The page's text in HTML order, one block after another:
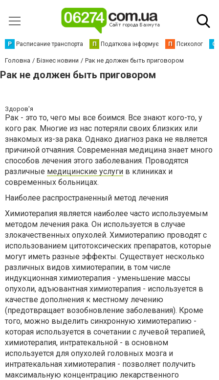
Р Расписание транспорта П Податкова інформує П Психолог С
Головна Бізнес новини Рак не должен быть приговором
Рак не должен быть приговором
Здоров'я
Рак - это то, чего мы все боимся. Все знают кого-то, у
кого рак. Многие из нас потеряли своих близких или
знакомых из-за рака. Однако диагноз рака не является
причиной отчаяния. Современная медицина знает много
способов лечения этого заболевания. Проводятся
различные медицинские услуги в клиниках и
современных больницах.
Наиболее распространенный метод лечения
Химиотерапия является наиболее часто используемым
методом лечения рака. Он используется в случае
злокачественных опухолей. Химиотерапию проводят с
использованием цитотоксических препаратов, которые
могут иметь разные эффекты. Существует несколько
различных видов химиотерапии, в том числе
индукционная химиотерапия - уменьшение массы
опухоли, адъювантная химиотерапия - используется в
качестве дополнения к местному лечению
(предотвращает возобновление заболевания). Кроме
того, можно выделить синхронную химиотерапию -
которая используется в сочетании с лучевой терапией,
химиотерапия, интратекальной - в основном
используется для опухолей головных мозга и
интратекальная химиотерапия - позволяет получить
максимальную концентрацию лекарственного